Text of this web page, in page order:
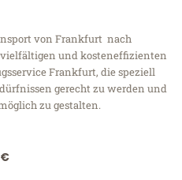
von Frankfurt nach
und kosteneffizienten
Frankfurt, die speziell
gerecht zu werden und
zu gestalten.